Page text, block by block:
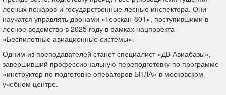
лесных пожаров и государственные лесные инспектора. Они
научатся управлять дронами «Геоскан-801», поступившими в
лесное ведомство в 2025 году в рамках нацпроекта
«Беспилотные авиационные системы».
Одним из преподавателей станет специалист «ДВ Авиабазы»,
завершивший профессиональную переподготовку по программе
«инструктор по подготовке операторов БПЛА» в московском
учебном центре.